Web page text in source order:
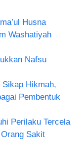
Husna
Washatiyah
Nafsu
Sikap Hikmah,
Pembentuk
Perilaku Tercela
Sakit